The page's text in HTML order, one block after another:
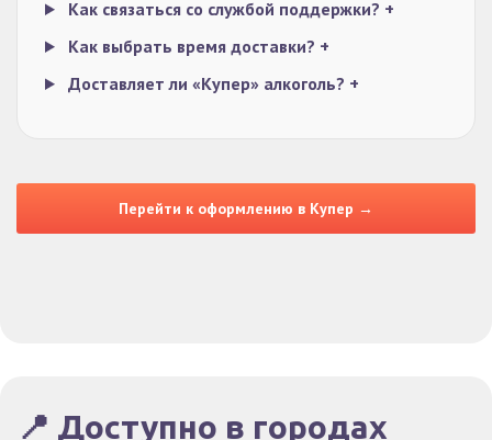
Как связаться со службой поддержки? +
Как выбрать время доставки? +
Доставляет ли «Купер» алкоголь? +
Перейти к оформлению в Купер →
📍 Доступно в городах